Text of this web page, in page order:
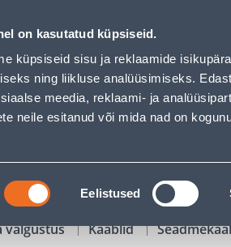
on kasutatud küpsiseid.
küpsiseid sisu ja reklaamide
ning liikluse analüüsimiseks.
meedia, reklaami- ja
neile esitanud või mida nad on
Eelistused
Klienditeenindus Teenused
KAMPAANIAD KATALOOGID
valgustus Kaablid